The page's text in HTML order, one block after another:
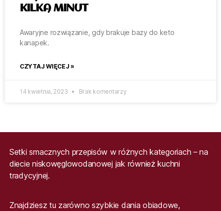
KILKA MINUT
Awaryjne rozwiązanie, gdy brakuje bazy do keto
kanapek.
CZYTAJ WIĘCEJ »
14 kwietnia, 2023 Brak komentarzy
Setki smacznych przepisów w różnych kategoriach – na
diecie niskowęglowodanowej jak również kuchni
tradycyjnej.
Znajdziesz tu zarówno szybkie dania obiadowe,